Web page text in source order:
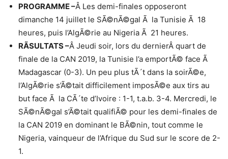
PROGRAMME –Â Les demi-finales opposeront
dimanche 14 juillet le SÃ©nÃ©gal Ã la Tunisie Ã 18
heures, puis l’AlgÃ©rie au Nigeria Ã 21 heures.
RÃSULTATS –Â Jeudi soir, lors du dernierÂ quart de
finale de la CAN 2019, la Tunisie l’a emportÃ© face Ã
Madagascar (0-3). Un peu plus tÃ´t dans la soirÃ©e,
l’AlgÃ©rie s’Ã©tait difficilement imposÃ©e aux tirs au
but face Ã la CÃ´te d’Ivoire : 1-1, t.a.b. 3-4. Mercredi, le
SÃ©nÃ©gal s’Ã©tait qualifiÃ© pour les demi-finales de
la CAN 2019 en dominant le BÃ©nin, tout comme le
Nigeria, vainqueur de l’Afrique du Sud sur le score de 2-
1.